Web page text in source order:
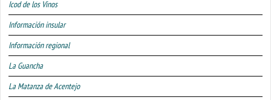
Icod de los Vinos
Información insular
Información regional
La Guancha
La Matanza de Acentejo